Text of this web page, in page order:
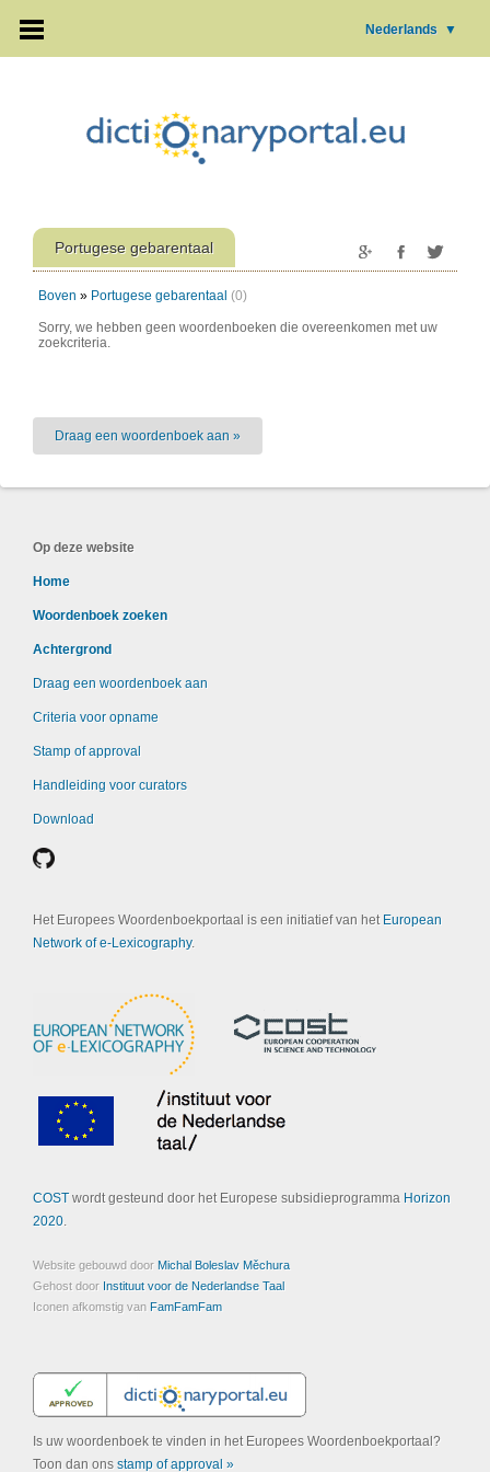
Nederlands ▼
Portugese gebarentaal
Boven » Portugese gebarentaal (0)
Sorry, we hebben geen woordenboeken die overeenkomen met uw
zoekcriteria.
Draag een woordenboek aan »
Op deze website
Home
Woordenboek zoeken
Achtergrond
Draag een woordenboek aan
Criteria voor opname
Stamp of approval
Handleiding voor curators
Download
Het Europees Woordenboekportaal is een initiatief van het European
Network of e-Lexicography.
COSTwordt gesteund door het Europese subsidieprogramma Horizon
2020.
Website gebouwd door Michal Boleslav Měchura
Gehost door Instituut voor de Nederlandse Taal
Iconen afkomstig van FamFamFam
Is uw woordenboek te vinden in het Europees Woordenboekportaal?
Toon dan ons stamp of approval »